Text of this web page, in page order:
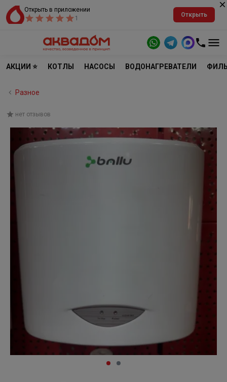
Открыть в приложении
1
Открыть
АКЦИИ ⭐ КОТЛЫ НАСОСЫ ВОДОНАГРЕВАТЕЛИ
Разное
нет отзывов